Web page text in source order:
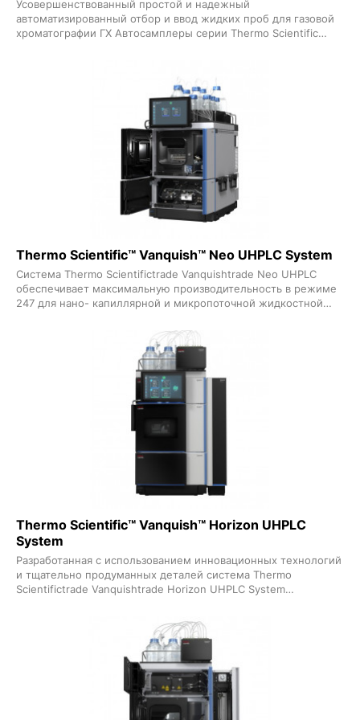
Усовершенствованный простой и надежный
автоматизированный отбор и ввод жидких проб для газовой
хроматографии ГХ Автосамплеры серии Thermo Scientific
благодаря усовершенствованному дизайну и удобству
использования как новичками так и опытными
пользователями Благодаря возможности расширения до 310
образцов при одновременной работе с двумя башнями
автосамплеры серии AIAS 1610 являются оптимальным
решением для лабораторий которым требуется надежная
автоматизация ввода жидких образцов в систему газовой
хроматографии или газовой хромато-масс-спектрометрии
Thermo Scientific™ Vanquish™ Neo UHPLC System
Система Thermo Scientifictrade Vanquishtrade Neo UHPLC
обеспечивает максимальную производительность в режиме
247 для нано- капиллярной и микропоточной жидкостной
Scientifictrade ProFlowtrade XR 1500 бар обеспечивает
превосходную точность времени удерживания при нано-
потоках до 100 мклмин уникальный автосамплер с
раздельным контуром низкого расхода повышает
пропускную способность и производительность инжекции
образцов а интегрированный системный интеллект упрощает
редактирование методов и облегчает эксплуатацию Система
Vanquish Neo UHPLC является новым стандартом в области
низкопоточной жидкостной хроматографии - от -омики и
биофармы до высокопроизводительных трансляционных
Thermo Scientific™ Vanquish™ Horizon UHPLC
System
Разработанная с использованием инновационных технологий
и тщательно продуманных деталей система Thermo
Scientifictrade Vanquishtrade Horizon UHPLC System
легком взаимодействии одновременно без компромиссов
Созданная для уникально эффективной колонки Thermo
Scientifictrade Accucoretrade Vanquishtrade C18 UHPLC с
твердыми частицами размером 15 мкм эта полностью
интегрированная и биосовместимая система обладает
высокой пропускной способностью для